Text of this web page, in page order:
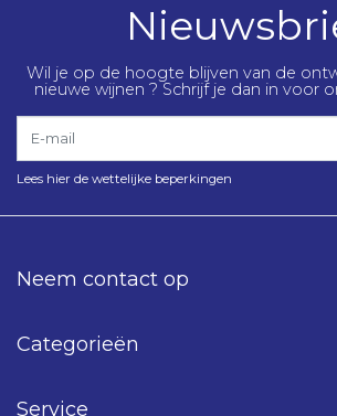
Wil je op de hoogte blijven van de
nieuwe wijnen ? Schrijf je dan in voor
Lees hier de wettelijke beperkingen
Neem contact op
Categorieën
Service